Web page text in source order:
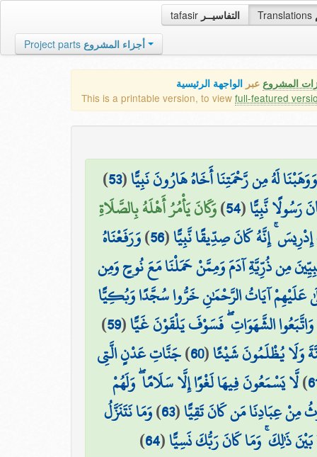
tafasir التفاسيــر Translations
Project parts أجزاء المشروع
المشروع عبر الواجهة الرئيسية
This is a printable version, to view full-featured
وَوَهَبْنَا لَهُ مِن رَّحْمَتِنَا أَخَاهُ هَارُونَ نَبِيًّا(
53
)
رَسُولًا نَّبِيًّا(
54
)وَكَانَ يَأْمُرُ أَهْلَهُ بِالصَّلَاةِ
إِنَّهُ كَانَ صِدِّيقًا نَّبِيًّا(
56
)وَرَفَعْنَاهُ
مِن ذُرِّيَّةِ آدَمَ وَمِمَّنْ حَمَلْنَا مَعَ نُوحٍ وَمِن
عَلَيْهِمْ آيَاتُ الرَّحْمَٰنِ خَرُّوا سُجَّدًا وَبُكِيًّا
الشَّهَوَاتِ ۖ فَسَوْفَ يَلْقَوْنَ غَيًّا(
59
)
وَلَا يُظْلَمُونَ شَيْئًا(
60
)جَنَّاتِ عَدْنٍ الَّتِي
)لَّا يَسْمَعُونَ فِيهَا لَغْوًا إِلَّا سَلَامًا ۖ وَلَهُمْ
مِنْ عِبَادِنَا مَن كَانَ تَقِيًّا(
63
)وَمَا نَتَنَزَّلُ
بَيْنَ ذَٰلِكَ ۚ وَمَا كَانَ رَبُّكَ نَسِيًّا(
64
)